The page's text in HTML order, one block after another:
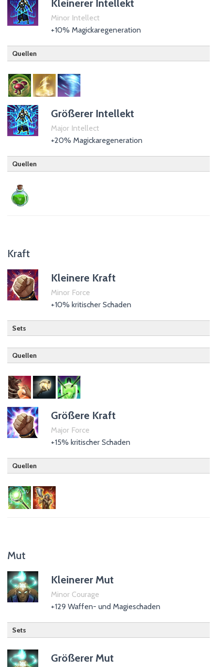
Kleinerer Intellekt
Minor Intellect
+10% Magickaregeneration
Quellen
Größerer Intellekt
Major Intellect
+20% Magickaregeneration
Quellen
Kraft
Kleinere Kraft
Minor Force
+10% kritischer Schaden
Sets
Quellen
Psijik-Orden
Unterstützung
Größere Kraft
Major Force
+15% kritischer Schaden
Quellen
Mut
Kleinerer Mut
Minor Courage
+129 Waffen- und Magieschaden
Sets
Größerer Mut